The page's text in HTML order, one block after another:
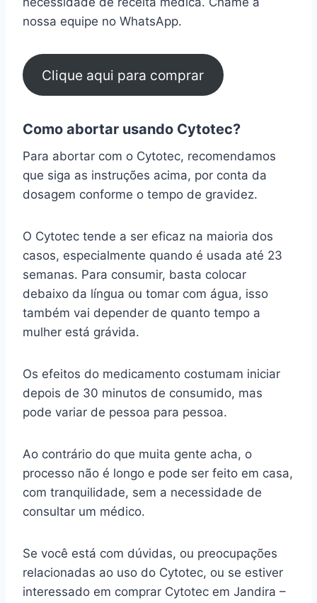
nossa equipe no WhatsApp.
Clique aqui para comprar
Como abortar usando Cytotec?
Para abortar com o Cytotec, recomendamos
que siga as instruções acima, por conta da
dosagem conforme o tempo de gravidez.
O Cytotec tende a ser eficaz na maioria dos
casos, especialmente quando é usada até 23
semanas. Para consumir, basta colocar
debaixo da língua ou tomar com água, isso
também vai depender de quanto tempo a
mulher está grávida.
Os efeitos do medicamento costumam iniciar
depois de 30 minutos de consumido, mas
pode variar de pessoa para pessoa.
Ao contrário do que muita gente acha, o
processo não é longo e pode ser feito em casa,
com tranquilidade, sem a necessidade de
consultar um médico.
Se você está com dúvidas, ou preocupações
relacionadas ao uso do Cytotec, ou se estiver
interessado em comprar Cytotec em Jandira –